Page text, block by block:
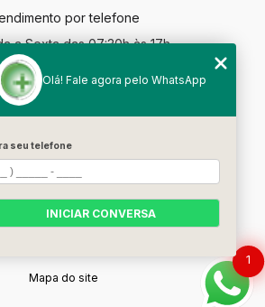
por telefone
a Sexta das 07:30h às 17h
Empresa
Contato
Mapa do site
1
Olá! Fale agora pelo WhatsApp
seu telefone
INICIAR CONVERSA